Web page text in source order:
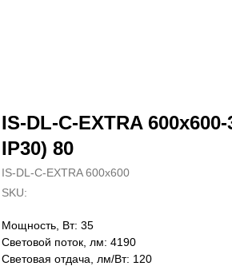
IS-DL-C-EXTRA
IP30) 80
IS-DL-C-EXTRA 600x600
SKU:
Мощность, Вт: 35
Световой поток, лм: 4190
Световая отдача, лм/Вт: 120